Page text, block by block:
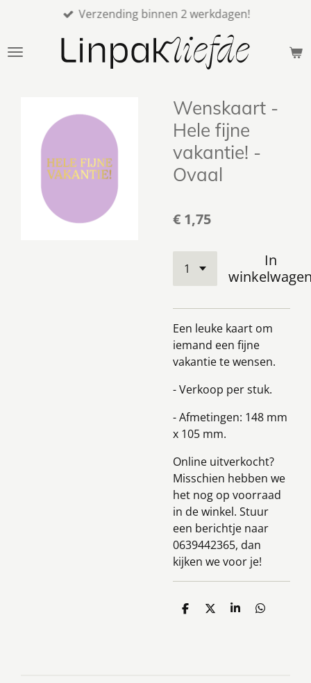
naar
Verzending binnen 2 werkdagen!
Wenskaart -
Hele fijne
vakantie! -
Ovaal
€ 1,75
In
Een leuke kaart om
iemand een fijne
vakantie te wensen.
- Verkoop per stuk.
- Afmetingen: 148 mm
x 105 mm.
Online uitverkocht?
Misschien hebben we
het nog op voorraad
in de winkel. Stuur
een berichtje naar
0639442365, dan
kijken we voor je!
D
D
S
D